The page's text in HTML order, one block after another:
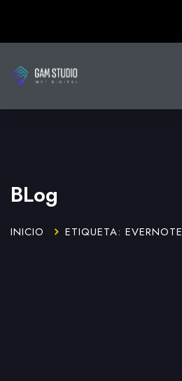
BLog
INICIO ETIQUETA: EVERNOTE